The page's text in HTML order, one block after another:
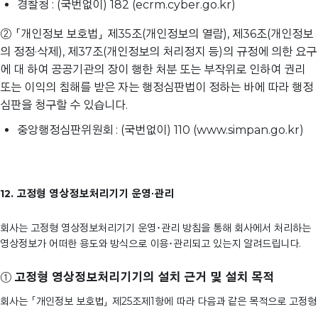
경찰청 : (국번없이) 182 (ecrm.cyber.go.kr)
② 「개인정보 보호법」 제35조(개인정보의 열람), 제36조(개인정보
의 정정·삭제), 제37조(개인정보의 처리정지 등)의 규정에 의한 요구
에 대 하여 공공기관의 장이 행한 처분 또는 부작위로 인하여 권리
또는 이익의 침해를 받은 자는 행정심판법이 정하는 바에 따라 행정
심판을 청구할 수 있습니다.
중앙행정심판위원회 : (국번없이) 110 (www.simpan.go.kr)
12. 고정형 영상정보처리기기 운영∙관리
회사는 고정형 영상정보처리기기 운영･관리 방침을 통해 회사에서 처리하는
영상정보가 어떠한 용도와 방식으로 이용･관리되고 있는지 알려드립니다.
① 고정형 영상정보처리기기의 설치 근거 및 설치 목적
회사는 「개인정보 보호법」 제25조제1항에 따라 다음과 같은 목적으로 고정형